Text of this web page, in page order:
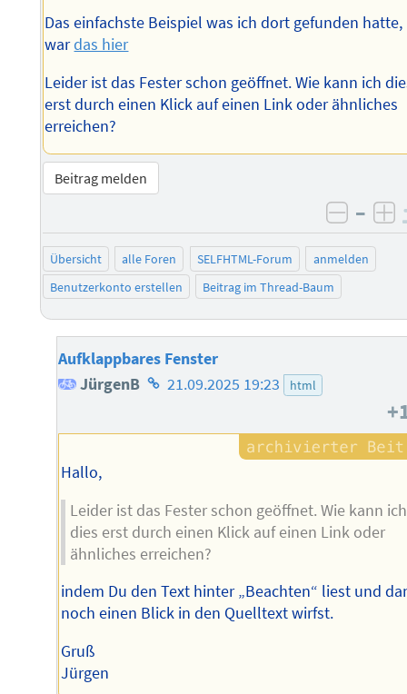
Das einfachste Beispiel was ich dort gefunden hatte,
wardas hier
Leider ist das Fester schon geöffnet. Wie kann ich
erst durch einen Klick auf einen Link oder ähnliches
erreichen?
Beitrag melden
–
Übersicht alle Foren SELFHTML-Forum
anmelden
Benutzerkonto erstellen
Beitrag im Thread-Baum
Aufklappbares Fenster
JürgenB Homepage
Autors
21.09.2025 19:23 html
Hallo,
Leider ist das Fester schon geöffnet. Wie kann ich
dies erst durch einen Klick auf einen Link oder
ähnliches erreichen?
indem Du den Text hinter „Beachten“ liest und
noch einen Blick in den Quelltext wirfst.
Gruß
Jürgen